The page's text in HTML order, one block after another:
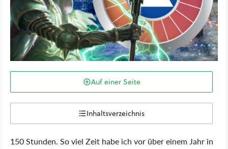
Auf einer Seite
Inhaltsverzeichnis
150 Stunden. So viel Zeit habe ich vor über einem Jahr in